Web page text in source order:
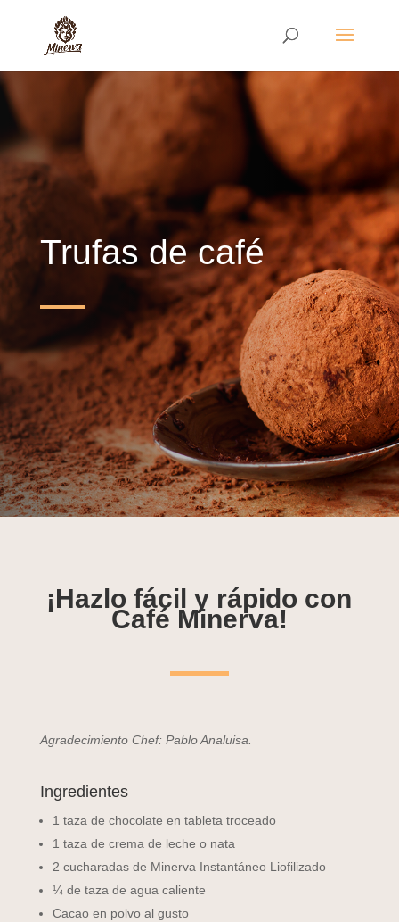
Trufas de café
¡Hazlo fácil y rápido con
Café Minerva!
Agradecimiento Chef: Pablo Analuisa.
Ingredientes
1 taza de chocolate en tableta troceado
1 taza de crema de leche o nata
2 cucharadas de Minerva Instantáneo Liofilizado
¼ de taza de agua caliente
Cacao en polvo al gusto